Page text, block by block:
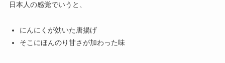
日本人の感覚でいうと、
にんにくが効いた唐揚げ
そこにほんのり甘さが加わった味